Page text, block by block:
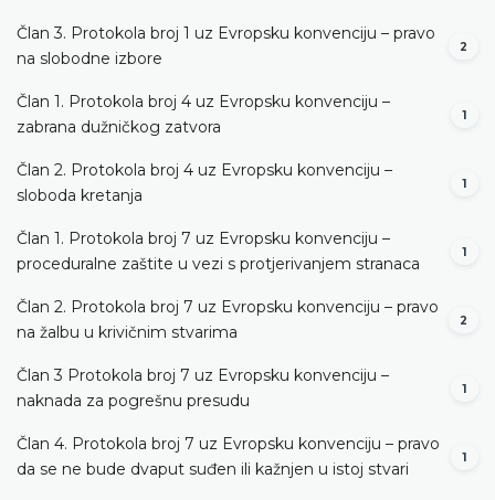
Član 3. Protokola broj 1 uz Evropsku konvenciju – pravo
na slobodne izbore
2
Član 1. Protokola broj 4 uz Evropsku konvenciju –
zabrana dužničkog zatvora
1
Član 2. Protokola broj 4 uz Evropsku konvenciju –
sloboda kretanja
1
Član 1. Protokola broj 7 uz Evropsku konvenciju –
proceduralne zaštite u vezi s protjerivanjem stranaca
1
Član 2. Protokola broj 7 uz Evropsku konvenciju – pravo
na žalbu u krivičnim stvarima
2
Član 3 Protokola broj 7 uz Evropsku konvenciju –
naknada za pogrešnu presudu
1
Član 4. Protokola broj 7 uz Evropsku konvenciju – pravo
da se ne bude dvaput suđen ili kažnjen u istoj stvari
1